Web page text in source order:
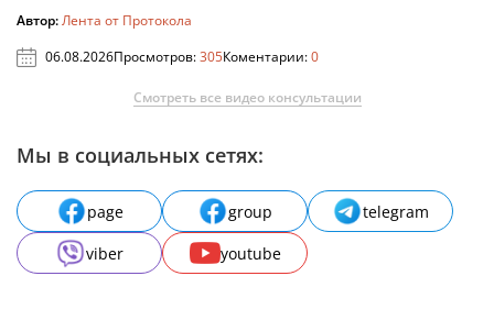
Автор:Лента от Протокола
06.08.2026Просмотров:305Коментарии:0
Смотреть все видео консультации
Мы в социальных сетях:
page group
telegram
viber
youtube